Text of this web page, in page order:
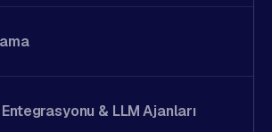
& LLM Ajanları